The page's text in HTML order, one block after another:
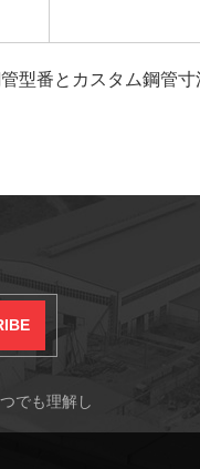
型番とカスタム鋼管
でも理解し